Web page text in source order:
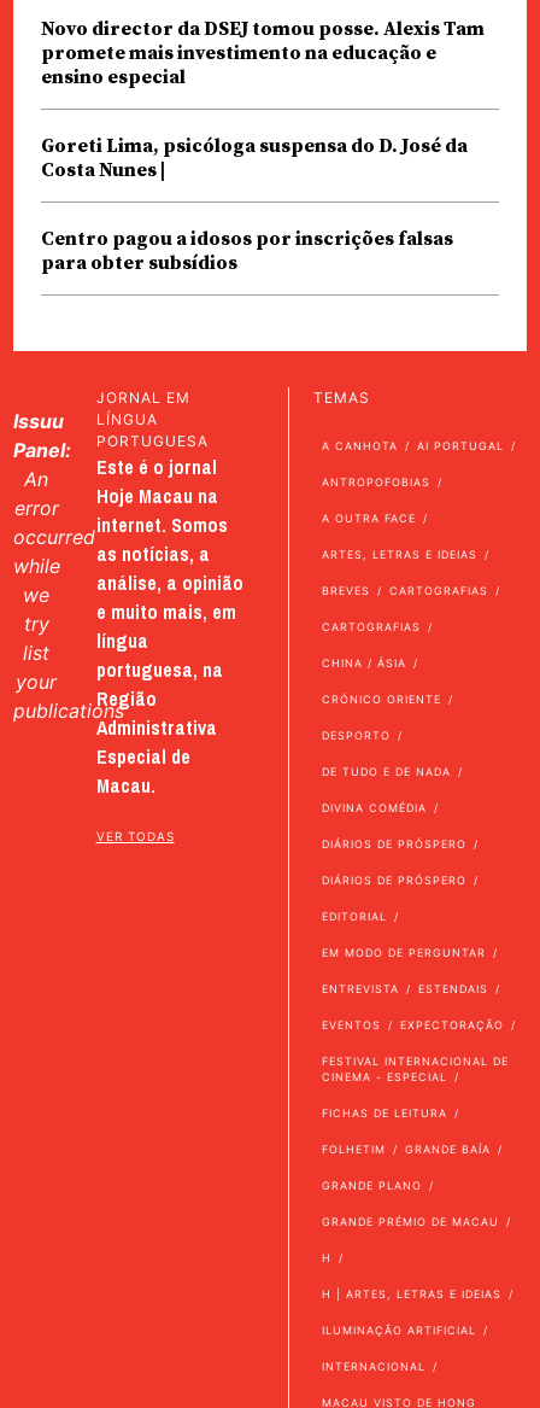
Novo director da DSEJ tomou posse. Alexis Tam
promete mais investimento na educação e
ensino especial
Goreti Lima, psicóloga suspensa do D. José da
Costa Nunes |
Centro pagou a idosos por inscrições falsas
para obter subsídios
Issuu
Panel:
An
error
occurred
while
we
try
list
your
publications
JORNAL EM
LÍNGUA
PORTUGUESA
Este é o jornal
Hoje Macau na
internet. Somos
as notícias, a
análise, a opinião
e muito mais, em
língua
portuguesa, na
Região
Administrativa
Especial de
Macau.
VER TODAS
TEMAS
A CANHOTA AI PORTUGAL
ANTROPOFOBIAS
A OUTRA FACE
ARTES, LETRAS E IDEIAS
BREVES CARTOGRAFIAS
CARTOGRAFIAS
CHINA / ÁSIA
CRÓNICO ORIENTE
DESPORTO
DE TUDO E DE NADA
DIVINA COMÉDIA
DIÁRIOS DE PRÓSPERO
DIÁRIOS DE PRÓSPERO
EDITORIAL
EM MODO DE PERGUNTAR
ENTREVISTA ESTENDAIS
EVENTOS EXPECTORAÇÃO
FESTIVAL INTERNACIONAL DE
CINEMA - ESPECIAL
FICHAS DE LEITURA
FOLHETIM GRANDE BAÍA
GRANDE PLANO
GRANDE PRÉMIO DE MACAU
H
H | ARTES, LETRAS E IDEIAS
ILUMINAÇÃO ARTIFICIAL
INTERNACIONAL
MACAU VISTO DE HONG